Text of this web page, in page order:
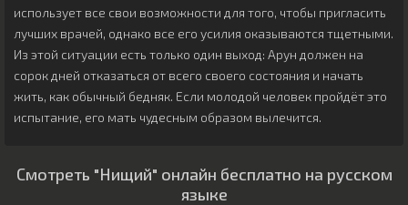
использует все свои возможности для того, чтобы пригласить
лучших врачей, однако все его усилия оказываются тщетными.
Из этой ситуации есть только один выход: Арун должен на
сорок дней отказаться от всего своего состояния и начать
жить, как обычный бедняк. Если молодой человек пройдёт это
испытание, его мать чудесным образом вылечится.
Смотреть "Нищий" онлайн бесплатно на русском
языке